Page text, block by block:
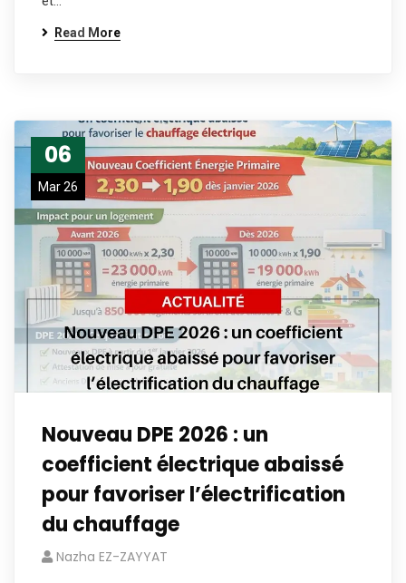
Read More
06
Mar 26
Nouveau DPE 2026 : un
coefficient électrique abaissé
pour favoriser l’électrification
du chauffage
Nazha EZ-ZAYYAT